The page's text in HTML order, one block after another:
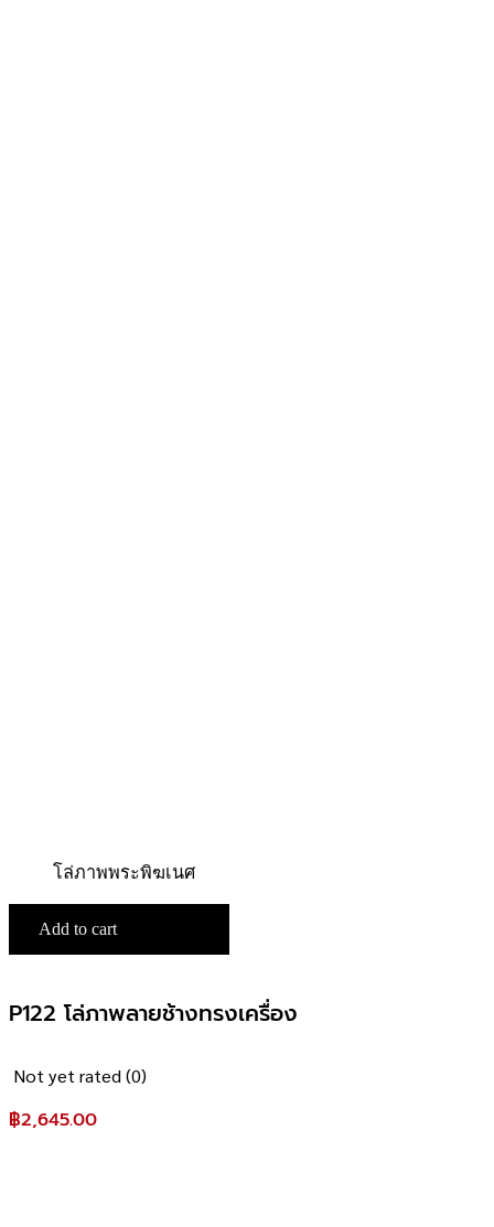
โล่ภาพพระพิฆเนศ
Add to cart
P122 โล่ภาพลายช้างทรงเครื่อง
Not yet rated(0)
฿2,645.00